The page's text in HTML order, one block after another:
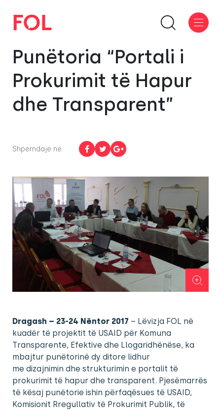
Punëtoria “Portali i
Prokurimit të Hapur
dhe Transparent”
Shpërndaje në:
Dragash – 23-24 Nëntor 2017 – Lëvizja FOL në
kuadër të projektit të USAID për Komuna
Transparente, Efektive dhe Llogaridhënëse, ka
mbajtur punëtorinë dy ditore lidhur
me dizajnimin dhe strukturimin e portalit të
prokurimit të hapur dhe transparent. Pjesëmarrës
të kësaj punëtorie ishin përfaqësues të USAID,
Komisionit Rregullativ të Prokurimit Publik, të